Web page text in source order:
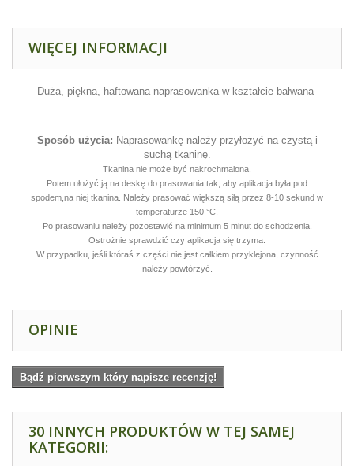
WIĘCEJ INFORMACJI
Duża, piękna, haftowana naprasowanka w kształcie bałwana
Sposób użycia: Naprasowankę należy przyłożyć na czystą i
suchą tkaninę.
Tkanina nie może być nakrochmalona.
Potem ułożyć ją na deskę do prasowania tak, aby aplikacja była pod
spodem,na niej tkanina. Należy prasować większą siłą przez 8-10 sekund w
temperaturze 150 °C.
Po prasowaniu należy pozostawić na minimum 5 minut do schodzenia.
Ostrożnie sprawdzić czy aplikacja się trzyma.
W przypadku, jeśli któraś z części nie jest całkiem przyklejona, czynność
należy powtórzyć.
OPINIE
Bądź pierwszym który napisze recenzję!
30 INNYCH PRODUKTÓW W TEJ SAMEJ
KATEGORII: